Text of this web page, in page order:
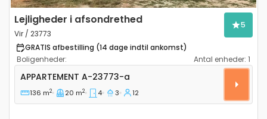
Lejligheder i afsondrethed
Vir / 23773
5
GRATIS afbestilling (14 dage indtil ankomst)
Boligenheder:
Antal enheder: 1
Fireværelses lejlighed Vir A-23773-a
APPARTEMENT A-23773-a
136 m2 20 m2 4 3 12